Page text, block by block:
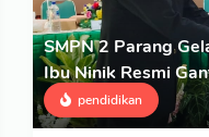
SMPN 2 Parang
Ibu Ninik Resmi
pendidikan